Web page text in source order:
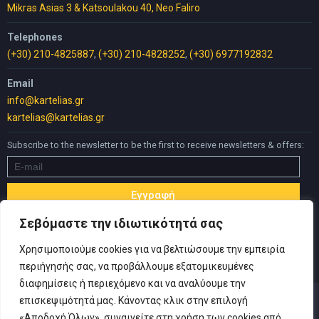
Σεβόμαστε την ιδιωτικότητά σας
Χρησιμοποιούμε cookies για να βελτιώσουμε την εμπειρία
περιήγησής σας, να προβάλλουμε εξατομικευμένες
διαφημίσεις ή περιεχόμενο και να αναλύουμε την
επισκεψιμότητά μας. Κάνοντας κλικ στην επιλογή
Mikras Asias 3 & Katsoulakou 40, Neo Faliro
Telephones
(+30) 210-4825887, (+30) 210-4828252, (+30) 6977192832
Email
info@kartelias.gr
kartelias@kartelias.gr
Subscribe to the newsletter to be the first to receive newsletters & offers: